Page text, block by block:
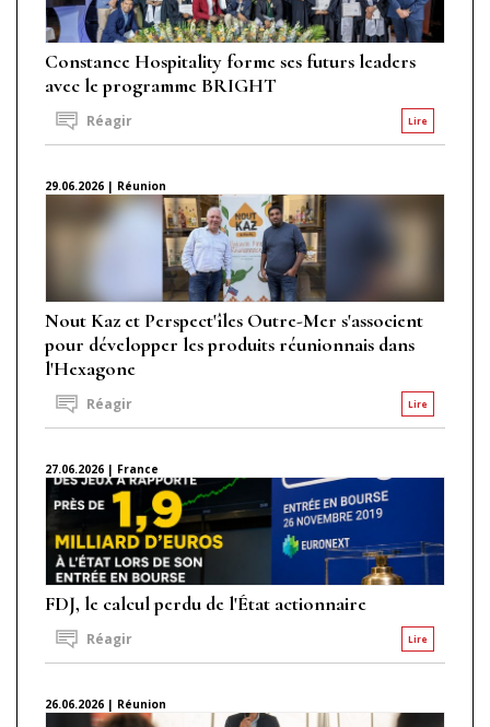
Constance Hospitality forme ses futurs leaders
avec le programme BRIGHT
Lire
Réagir
29.06.2026 | Réunion
Nout Kaz et Perspect'îles Outre-Mer s'associent
pour développer les produits réunionnais dans
l'Hexagone
Lire
Réagir
27.06.2026 | France
FDJ, le calcul perdu de l'État actionnaire
Lire
Réagir
26.06.2026 | Réunion